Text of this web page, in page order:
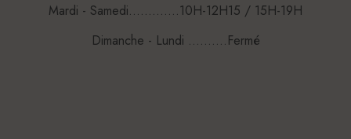
Mardi - Samedi.............10H-12H15 / 15H-19H
Dimanche - Lundi ..........Fermé